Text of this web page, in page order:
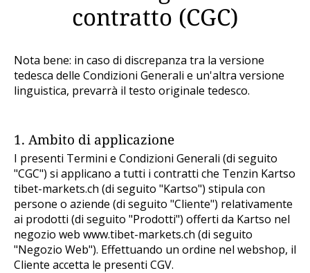
contratto (CGC)
Nota bene: in caso di discrepanza tra la versione
tedesca delle Condizioni Generali e un'altra versione
linguistica, prevarrà il testo originale tedesco.
1. Ambito di applicazione
I presenti Termini e Condizioni Generali (di seguito
"CGC") si applicano a tutti i contratti che Tenzin Kartso
tibet-markets.ch (di seguito "Kartso") stipula con
persone o aziende (di seguito "Cliente") relativamente
ai prodotti (di seguito "Prodotti") offerti da Kartso nel
negozio web www.tibet-markets.ch (di seguito
"Negozio Web"). Effettuando un ordine nel webshop, il
Cliente accetta le presenti CGV.